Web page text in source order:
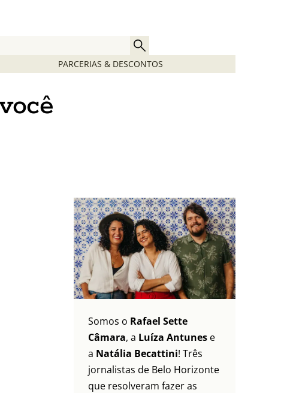
PARCERIAS & DESCONTOS
Somos o Rafael Sette
Câmara, a Luíza Antunes e
a Natália Becattini! Três
jornalistas de Belo Horizonte
que resolveram fazer as